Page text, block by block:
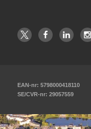
EAN-nr: 5798000418110
SE/CVR-nr: 29057559